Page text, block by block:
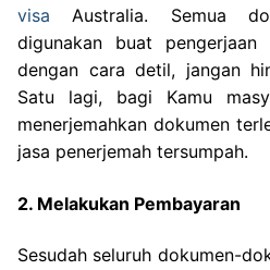
visa Australia. Semua
digunakan buat
dengan cara detil, jangan
Satu lagi, bagi Kamu
menerjemahkan dokumen
jasa penerjemah tersumpah.
2. Melakukan Pembayaran
Sesudah seluruh dokumen-